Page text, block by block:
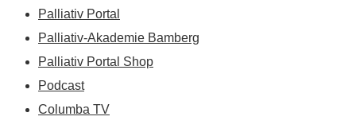
Palliativ Portal
Palliativ-Akademie Bamberg
Palliativ Portal Shop
Podcast
Columba TV